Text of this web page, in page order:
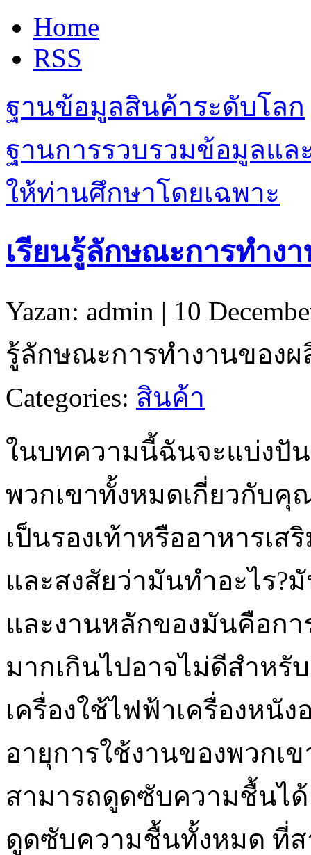
Home
RSS
ฐานข้อมูลสินค้าระดับโลก
ฐานการรวบรวมข้อมูลแล
ให้ท่านศึกษาโดยเฉพาะ
เรียนรู้ลักษณะการทำง
Yazan: admin | 10
รู้ลักษณะการทำงานของ
Categories: สินค้า
ในบทความนี้ฉันจะแบ่งปั
พวกเขาทั้งหมดเกี่ยวกับ
เป็นรองเท้าหรืออาหารเส
และสงสัยว่ามันทำอะไร?
และงานหลักของมันคือก
มากเกินไปอาจไม่ดีสำห
เครื่องใช้ไฟฟ้าเครื่องหนั
อายุการใช้งานของพวกเ
สามารถดูดซับความชื้นได้
ดูดซับความชื้นทั้งหมด ที่